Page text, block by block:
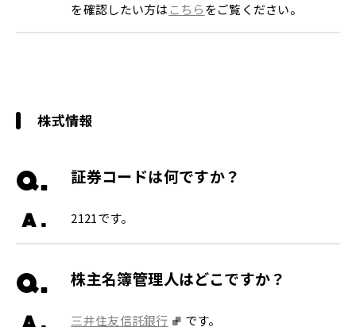
を確認したい方は こちらをご覧ください。
株式情報
Q. 証券コードは何ですか？
A. 2121です。
Q. 株主名簿管理人はどこですか？
A. 三井住友信託銀行 です。